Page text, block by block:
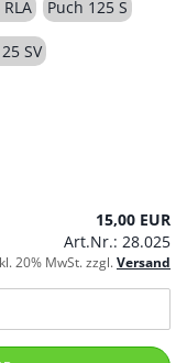
Puch 125 S
SV
15,00 EUR
Art.Nr.: 28.025
20% MwSt. zzgl.Versand